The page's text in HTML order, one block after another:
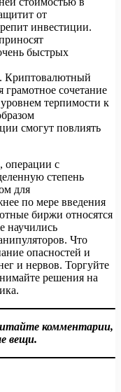
от
инвестиции.
быстрых
Криптовалютный
грамотное сочетание
терпимости к
смогут повлиять
операции с
степень
для
по мере введения
биржи относятся
научились
Что
опасностей и
и нервов. Торгуйте
решения на
комментарии,
вещи.